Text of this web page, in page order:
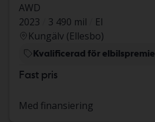
AWD
2023
3 490 mil
El
Kungälv (Ellesbo)
Kvalificerad för elbilspremie
Fast pris
Med finansiering